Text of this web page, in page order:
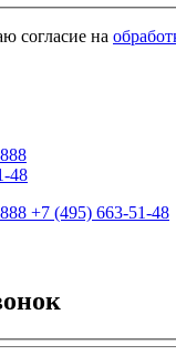
согласие на
48
+7 (495) 663-51-48